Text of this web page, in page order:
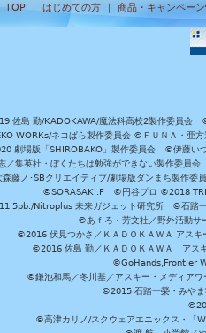
TOP｜ はじめての方｜ 商品・キャンペー
佐島 勤/KADOKAWA/魔法科高校2製作委員会
WORKs/ネコぱら製作委員会 ©ＦＵＮＡ・亜
劇場版「SHIROBAKO」製作委員会 ©伊藤い
／集英社・ぼくたちは勉強ができない製作委員
藤ノ･SBクリエイティブ/劇場版ダンまち製作
©SORASAKI.F ©円谷プロ ©2018
5pb./Nitroplus 未来ガジェット研究所 ©石踏一
©あｆろ・芳文社／野外活動
©2016 伏見つかさ／ＫＡＤＯＫＡＷＡ アス
©2016 佐島 勤／ＫＡＤＯＫＡＷＡ アス
©GoHands,Frontier
©鎌池和馬／冬川基／アスキー・メディア
©2015 石踏一榮・みやま
©高津カリノ/スクウェアエニックス・「